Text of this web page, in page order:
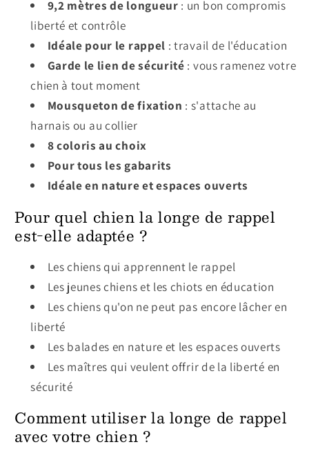
9,2 mètres de longueur : un bon compromis
liberté et contrôle
Idéale pour le rappel : travail de l'éducation
Garde le lien de sécurité : vous ramenez votre
chien à tout moment
Mousqueton de fixation : s'attache au
harnais ou au collier
8 coloris au choix
Pour tous les gabarits
Idéale en nature et espaces ouverts
Pour quel chien la longe de rappel
est-elle adaptée ?
Les chiens qui apprennent le rappel
Les jeunes chiens et les chiots en éducation
Les chiens qu'on ne peut pas encore lâcher en
liberté
Les balades en nature et les espaces ouverts
Les maîtres qui veulent offrir de la liberté en
sécurité
Comment utiliser la longe de rappel
avec votre chien ?